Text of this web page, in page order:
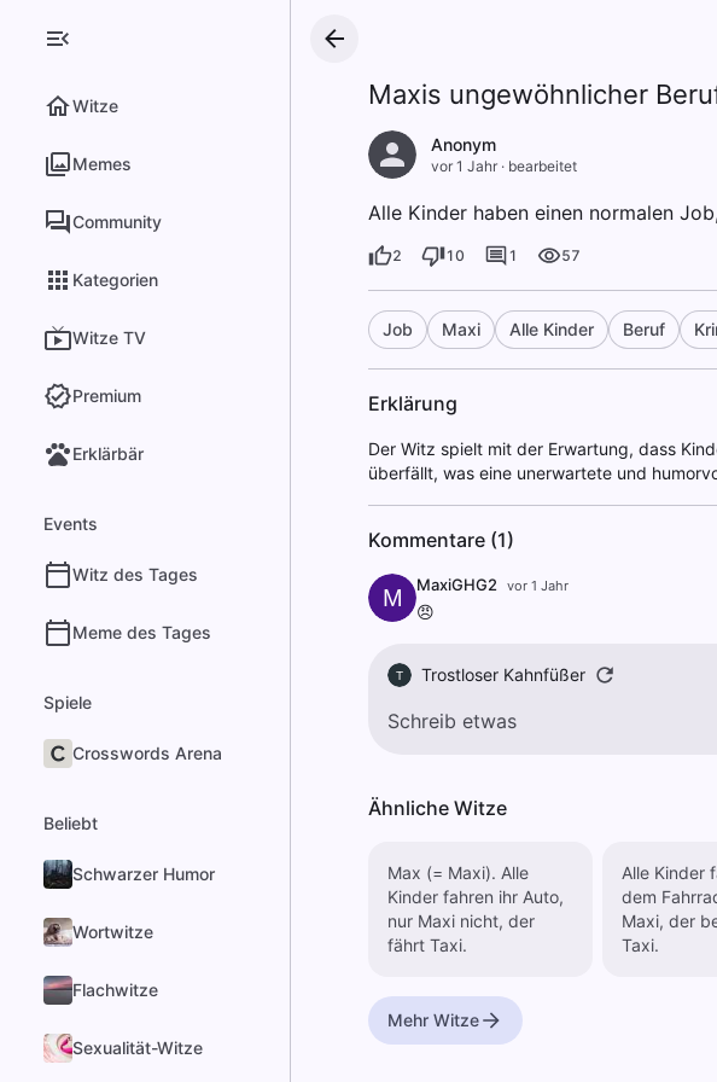
Witze
Memes
Community
Kategorien
Witze TV
Premium
Erklärbär
Events
Witz des Tages
Meme des Tages
Spiele
Crosswords Arena
Beliebt
Schwarzer Humor
Wortwitze
Flachwitze
Sexualität-Witze
Maxis ungewöhnlicher
Anonym
vor 1 Jahr· bearbeitet
Alle Kinder haben einen normalen
2 10 1 57
Job Maxi Alle Kinder Beruf
Erklärung
Der Witz spielt mit der Erwartung, dass
überfällt, was eine unerwartete und
Kommentare (1)
M MaxiGHG2 vor 1 Jahr
😠
T Trostloser Kahnfüßer
Ähnliche Witze
Max (= Maxi). Alle
Kinder fahren ihr Auto,
nur Maxi nicht, der
fährt Taxi.
Alle Kinder
dem
Maxi, der
Taxi.
Mehr Witze